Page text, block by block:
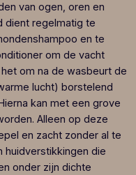
van ogen, oren en
dient regelmatig te
en te
om de vacht
om na de wasbeurt de
lucht) borstelend
kan met een grove
Alleen op deze
en zacht zonder al te
huidverstikkingen die
onder zijn dichte